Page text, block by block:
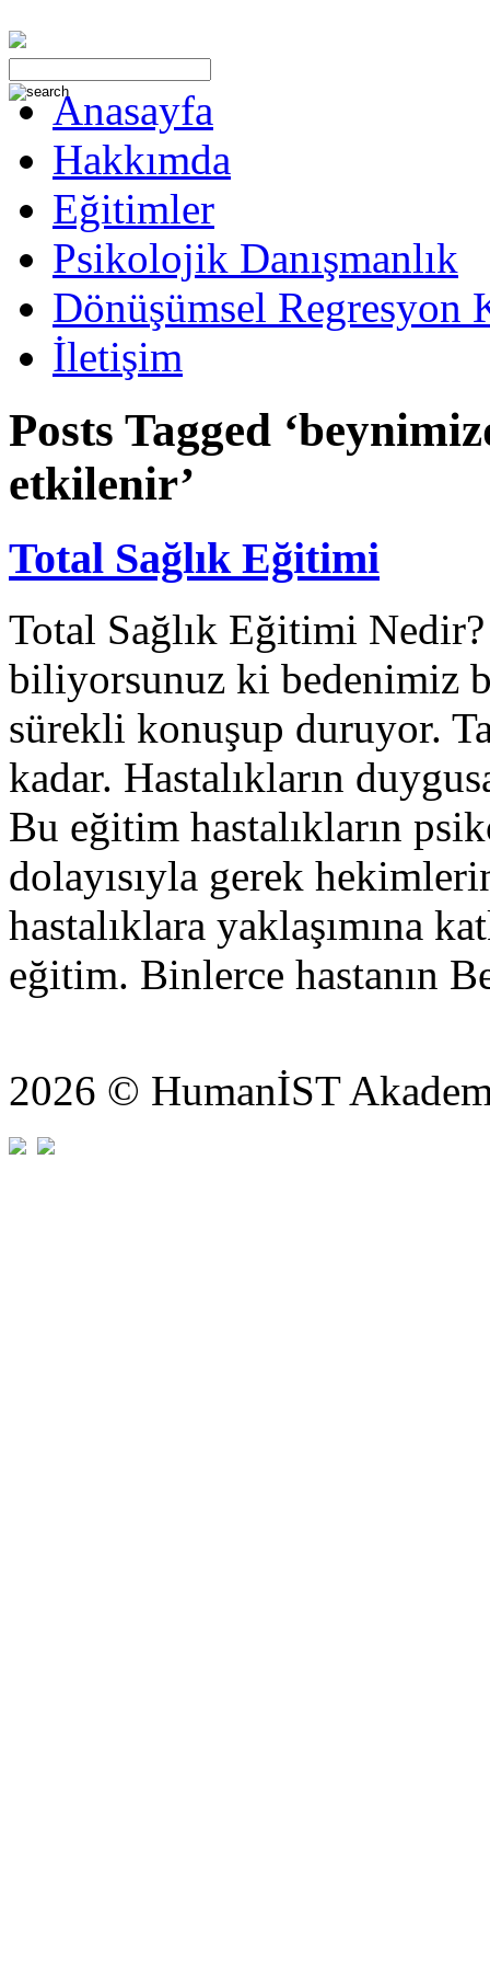
Anasayfa
Hakkımda
Eğitimler
Psikolojik Danışmanlık
Dönüşümsel Regresyon
İletişim
Posts Tagged
etkilenir’
Total Sağlık Eğitimi
Total Sağlık Eğitimi
biliyorsunuz ki bedenimiz
sürekli konuşup duruyor.
kadar. Hastalıkların
Bu eğitim hastalıkların
dolayısıyla gerek
hastalıklara yaklaşımına
eğitim. Binlerce hastanın
2026 © HumanİST